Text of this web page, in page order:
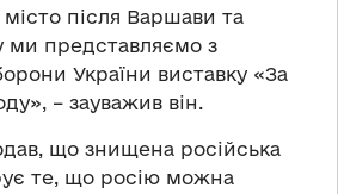
після Варшави та
ми представляємо з
України виставку «За
– зауважив він.
що знищена російська
те, що росію можна